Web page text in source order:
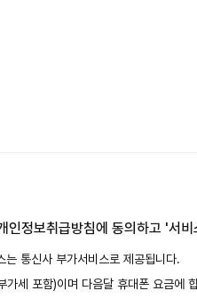
인정보취급방침에 동의하고 '서
통신사 부가서비스로 제공됩니다.
세 포함)이며 다음달 휴대폰 요금에